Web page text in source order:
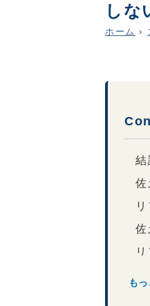
しな
ホーム ›
結
佐
佐
も